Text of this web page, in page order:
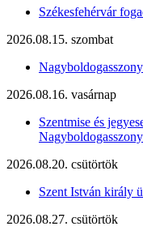
Székesfehérvár
2026.08.15. szombat
2026.08.16. vasárnap
Szentmise és
2026.08.20. csütörtök
Szent István király
2026.08.27. csütörtök